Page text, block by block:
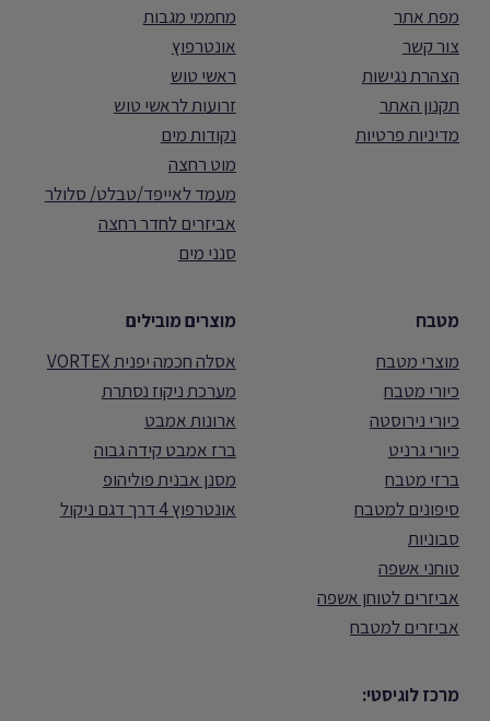
מפת אתר
צור קשר
הצהרת נגישות
תקנון האתר
מדיניות פרטיות
מחממי מגבות
אונטרפוץ
ראשי טוש
זרועות לראשי טוש
נקודות מים
מוט רחצה
מעמד לאייפד/טבלט/ סלולר
אביזרים לחדר רחצה
סנני מים
מטבח
מוצרי מטבח
כיורי מטבח
כיורי נירוסטה
כיורי גרניט
ברזי מטבח
סיפונים למטבח
סבוניות
טוחני אשפה
אביזרים לטוחן אשפה
אביזרים למטבח
מוצרים מובילים
אסלה חכמה יפנית VORTEX
מערכת ניקוז נסתרת
ארונות אמבט
ברז אמבט קידה גבוה
מסנן אבנית פוליהופ
אונטרפוץ 4 דרך דגם ניקול
מרכז לוגיסטי: